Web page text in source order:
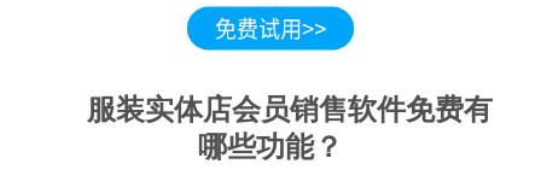
服装实体店会员销售软件免费有
哪些功能？